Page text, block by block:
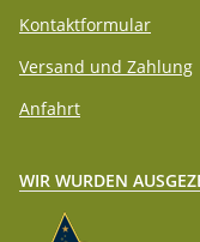
Kontaktformular
Versand und Zahlung
Anfahrt
WIR WURDEN